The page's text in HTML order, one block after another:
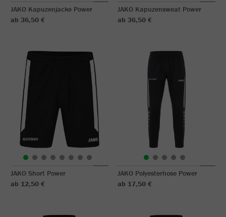
JAKO Kapuzenjacke Power
ab 36,50 €
JAKO Kapuzensweat Power
ab 36,50 €
JAKO Short Power
ab 12,50 €
JAKO Polyesterhose Power
ab 17,50 €